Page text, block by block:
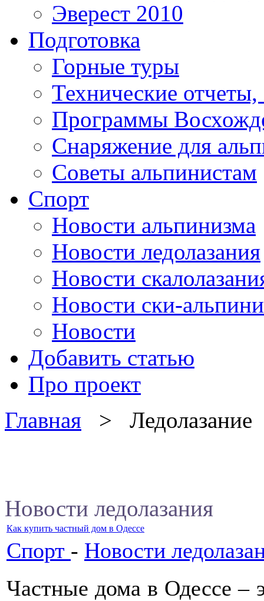
Эверест 2010
Подготовка
Горные туры
Технические
Программы
Снаряжение для
Советы альпинистам
Спорт
Новости альпинизма
Новости ледолазания
Новости
Новости ски-
Новости
Добавить статью
Про проект
Главная > Ледолазание
Новости ледолазания
Как купить частный дом в Одессе
Спорт - Новости
Частные дома в Одессе –